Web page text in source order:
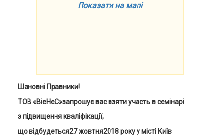
Показати на мапі
Шановні Правники!
ТОВ «ВіеНеС»запрошує вас взяти участь в семінарі
з підвищення кваліфікації,
що відбудеться27 жовтня2018 року у місті Київ